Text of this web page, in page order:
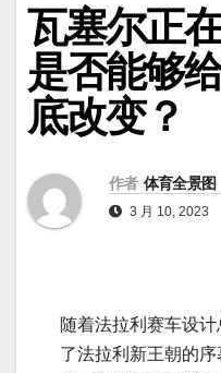
瓦塞尔正
是否能够
底改变？
作者 体育全景图
3 月 10, 2023
随着法拉利赛车设
了法拉利新王朝的